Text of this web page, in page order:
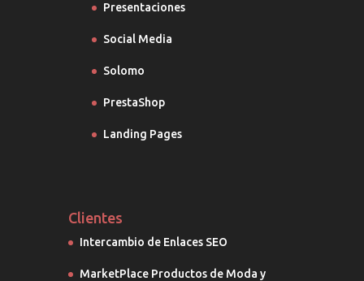
Presentaciones
Social Media
Solomo
PrestaShop
Landing Pages
Clientes
Intercambio de Enlaces SEO
MarketPlace Productos de Moda y